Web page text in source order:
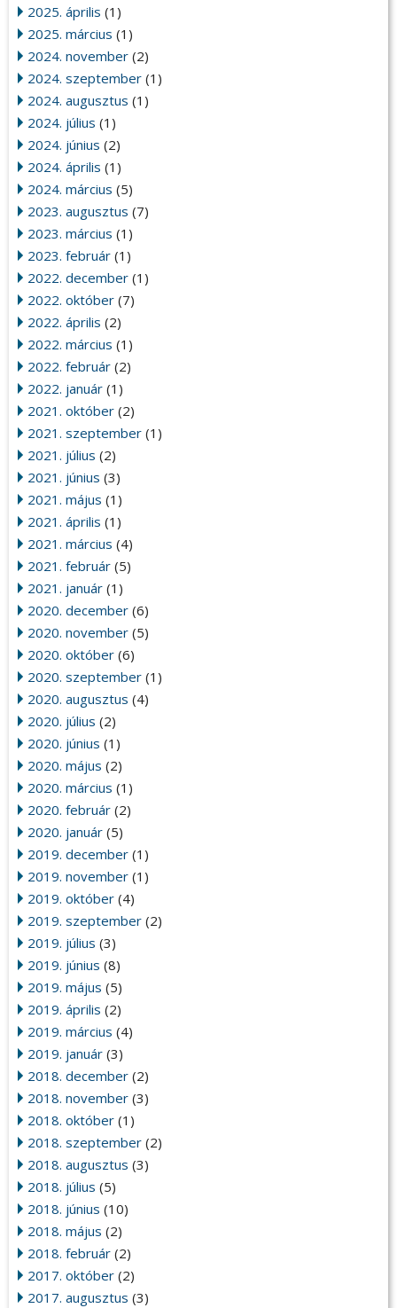
2025. április (1)
2025. március (1)
2024. november (2)
2024. szeptember (1)
2024. augusztus (1)
2024. július (1)
2024. június (2)
2024. április (1)
2024. március (5)
2023. augusztus (7)
2023. március (1)
2023. február (1)
2022. december (1)
2022. október (7)
2022. április (2)
2022. március (1)
2022. február (2)
2022. január (1)
2021. október (2)
2021. szeptember (1)
2021. július (2)
2021. június (3)
2021. május (1)
2021. április (1)
2021. március (4)
2021. február (5)
2021. január (1)
2020. december (6)
2020. november (5)
2020. október (6)
2020. szeptember (1)
2020. augusztus (4)
2020. július (2)
2020. június (1)
2020. május (2)
2020. március (1)
2020. február (2)
2020. január (5)
2019. december (1)
2019. november (1)
2019. október (4)
2019. szeptember (2)
2019. július (3)
2019. június (8)
2019. május (5)
2019. április (2)
2019. március (4)
2019. január (3)
2018. december (2)
2018. november (3)
2018. október (1)
2018. szeptember (2)
2018. augusztus (3)
2018. július (5)
2018. június (10)
2018. május (2)
2018. február (2)
2017. október (2)
2017. augusztus (3)